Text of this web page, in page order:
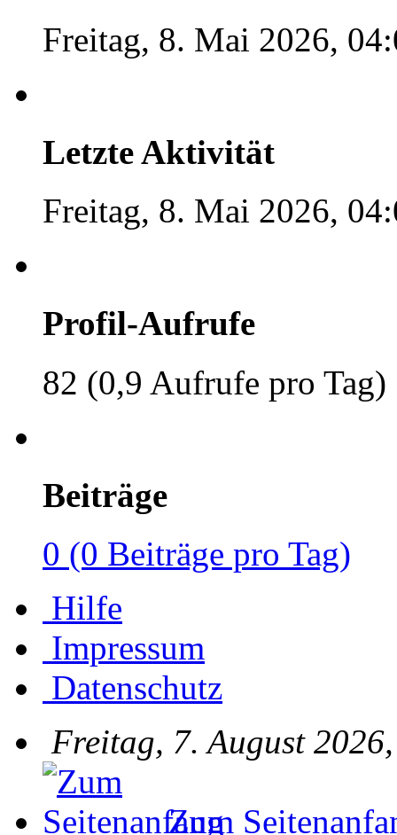
Freitag, 8. Mai 2026,
Letzte Aktivität
Freitag, 8. Mai 2026,
Profil-Aufrufe
82 (0,9 Aufrufe pro Tag)
Beiträge
0 (0 Beiträge pro Tag)
Hilfe
Impressum
Datenschutz
Freitag, 7. August
Zum